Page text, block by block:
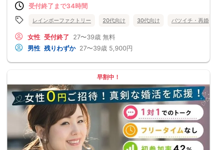
受付終了まで34時間
レインボーファクトリー 20代向け 30代向け バツイチ・再婚
女性 受付終了 27〜39歳 無料
男性 残りわずか 27〜39歳 5,900円
早割中！